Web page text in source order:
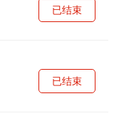
已结束
已结束